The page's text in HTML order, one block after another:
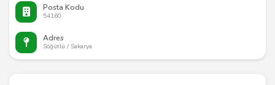
Posta Kodu
54160
Adres
Söğütlü / Sakarya